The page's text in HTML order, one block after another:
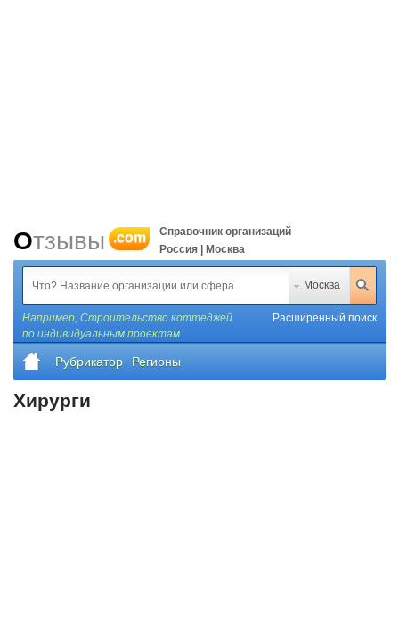
Отзывы .com
Справочник организаций
Россия | Москва
Москва
Например, Строительство коттеджей
по индивидуальным проектам
Расширенный поиск
Рубрикатор Регионы
Хирурги